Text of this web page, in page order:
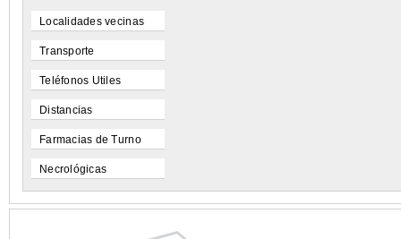
Localidades vecinas
Transporte
Teléfonos Utiles
Distancias
Farmacias de Turno
Necrológicas